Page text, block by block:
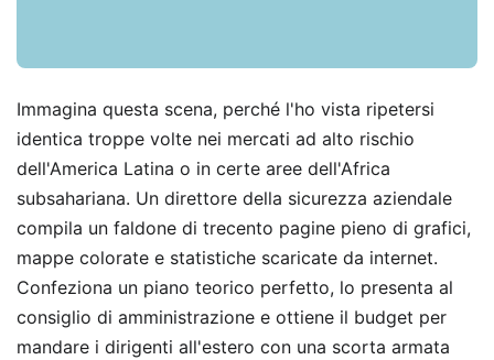
Immagina questa scena, perché l'ho vista ripetersi
identica troppe volte nei mercati ad alto rischio
dell'America Latina o in certe aree dell'Africa
subsahariana. Un direttore della sicurezza aziendale
compila un faldone di trecento pagine pieno di grafici,
mappe colorate e statistiche scaricate da internet.
Confeziona un piano teorico perfetto, lo presenta al
consiglio di amministrazione e ottiene il budget per
mandare i dirigenti all'estero con una scorta armata